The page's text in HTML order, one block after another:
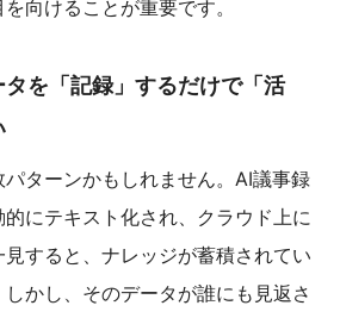
向けることが重要です。
を「記録」するだけで「活
ターンかもしれません。AI議事録
にテキスト化され、クラウド上に
すると、ナレッジが蓄積されてい
かし、そのデータが誰にも見返さ